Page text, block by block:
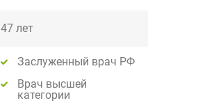
47 лет
Заслуженный врач РФ
Врач высшей
категории